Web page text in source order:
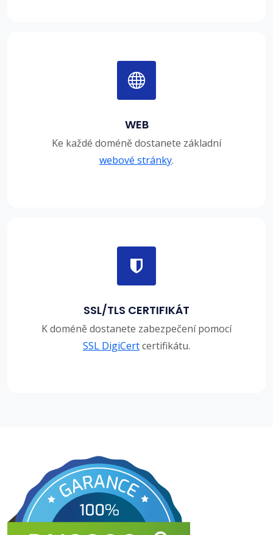
WEB
Ke každé doméně dostanete základní
webové stránky.
SSL/TLS CERTIFIKÁT
K doméně dostanete zabezpečení pomocí
SSL DigiCertcertifikátu.